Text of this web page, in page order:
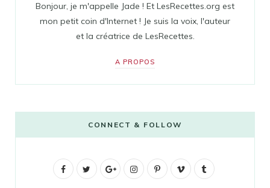
Bonjour, je m'appelle Jade ! Et LesRecettes.org est
mon petit coin d'Internet ! Je suis la voix, l'auteur
et la créatrice de LesRecettes.
A PROPOS
CONNECT & FOLLOW
F
G
I
P
V